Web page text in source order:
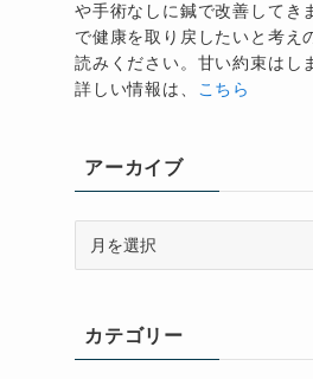
や手術なしに鍼で改善してき
で健康を取り戻したいと考え
読みください。甘い約束はし
詳しい情報は、 こちら
アーカイブ
ブカテゴリー